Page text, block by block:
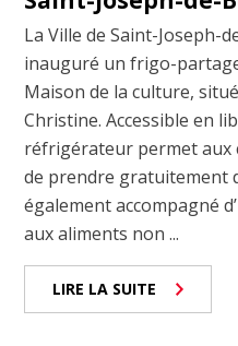
La Ville de Saint-Joseph-
inauguré un frigo-
Maison de la culture,
Christine. Accessible en
réfrigérateur permet aux
de prendre gratuitement
également accompagné
aux aliments non ...
LIRE LA SUITE